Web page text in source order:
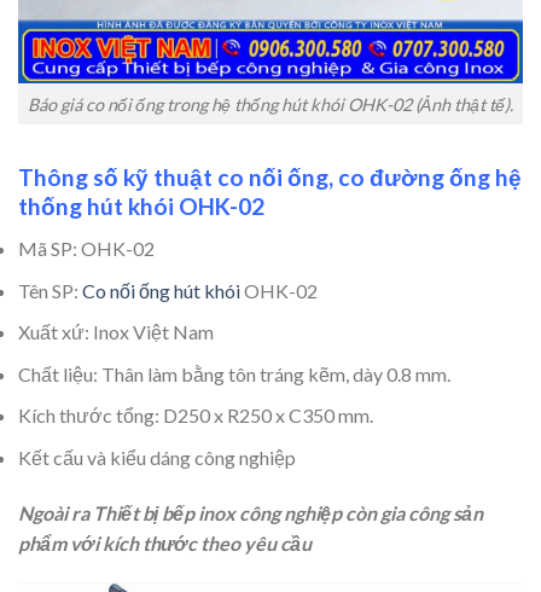
Báo giá co nối ống trong hệ thống hút khói OHK-02 (Ảnh thật tế).
Thông số kỹ thuật co nối ống, co đường ống hệ
thống hút khói OHK-02
Mã SP: OHK-02
Tên SP: Co nối ống hút khóiOHK-02
Xuất xứ: Inox Việt Nam
Chất liệu: Thân làm bằng tôn tráng kẽm, dày 0.8 mm.
Kích thước tổng: D250 x R250 x C350 mm.
Kết cấu và kiểu dáng công nghiệp
Ngoài ra Thiết bị bếp inox công nghiệp còn gia công sản
phẩm với kích thước theo yêu cầu